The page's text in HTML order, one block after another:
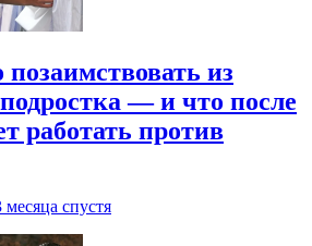
из
— и что после
работать против
месяца спустя